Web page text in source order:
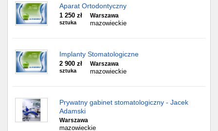
Aparat Ortodontyczny
1 250 zł
sztuka
Warszawa
mazowieckie
Implanty Stomatologiczne
2 900 zł
sztuka
Warszawa
mazowieckie
Prywatny gabinet stomatologiczny - Jacek
Adamski
Warszawa
mazowieckie